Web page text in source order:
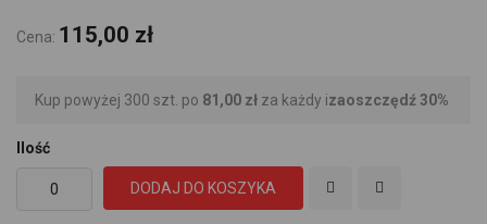
Cena: 115,00 zł
Kup powyżej 300 szt. po 81,00 zł za każdy izaoszczędź30%
Ilość
DODAJ DO KOSZYKA